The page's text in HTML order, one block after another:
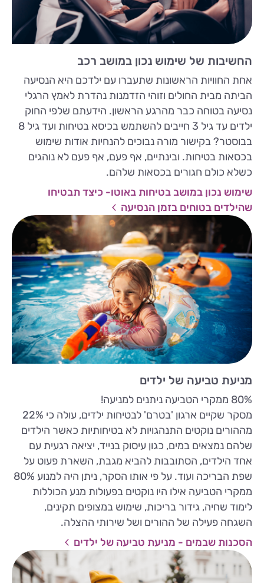
החשיבות של שימוש נכון במושב רכב
אחת החוויות הראשונות שתעברו עם ילדכם היא הנסיעה
הביתה מבית החולים וזוהי הזדמנות נהדרת לאמץ הרגלי
נסיעה בטוחה כבר מהרגע הראשון. הידעתם שלפי החוק
ילדים עד גיל 3 חייבים להשתמש בכיסא בטיחות ועד גיל 8
בבוסטר? בקישור מורה נבוכים להנחיות אודות שימוש
בכסאות בטיחות. ובינתיים, אף פעם, אף פעם לא נוהגים
כשלא כולם חגורים בכסאות שלהם.
שימוש נכון במושב בטיחות באוטו- כיצד תבטיחו
שהילדים בטוחים בזמן הנסיעה
מניעת טביעה של ילדים
80% ממקרי הטביעה ניתנים למניעה!
מסקר שקיים ארגון 'בטרם' לבטיחות ילדים, עולה כי 22%
מההורים נוקטים התנהגויות לא בטיחותיות כאשר הילדים
שלהם נמצאים במים, כגון עיסוק בנייד, יציאה רגעית עם
אחד הילדים, הסתובבות להביא מגבת, השארת פעוט על
שפת הבריכה ועוד. על פי אותו הסקר, ניתן היה למנוע 80%
ממקרי הטביעה אילו היו נוקטים בפעולות מנע הכוללות
לימוד שחיה, גידור בריכות, שימוש במצופים תקינים,
השגחה פעילה של ההורים ושל שירותי ההצלה.
הסכנות שבמים - מניעת טביעה של ילדים